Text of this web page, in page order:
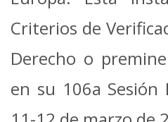
Criterios de
Derecho o
en su 106a Sesión